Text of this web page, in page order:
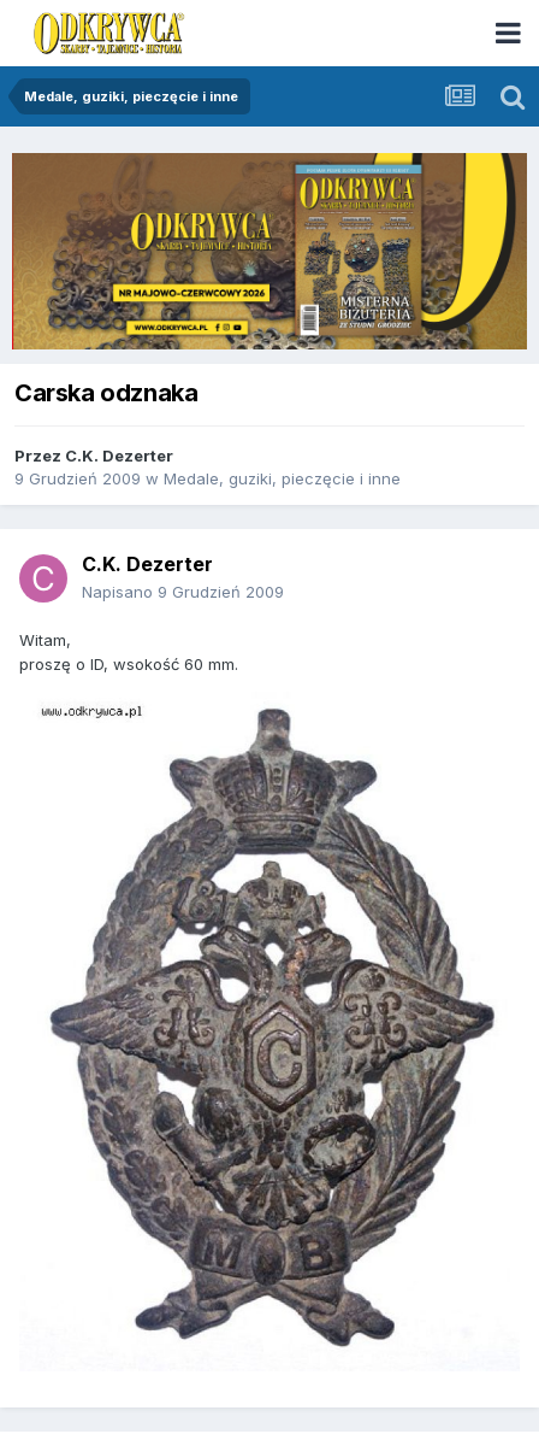
Medale, guziki, pieczęcie i inne
Carska odznaka
Przez C.K. Dezerter
9 Grudzień 2009 w Medale, guziki, pieczęcie i inne
C.K. Dezerter
Napisano 9 Grudzień 2009
Witam,
proszę o ID, wsokość 60 mm.